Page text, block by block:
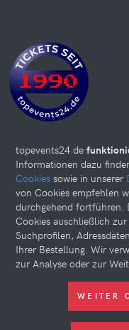
Diese Website kann
unten
© 2026
topevents24.de
Informationen dazu
Cookies sowie in unserer
von Cookies empfehlen
durchgehend fortführen.
Cookies auschließlich
Suchprofilen,
Ihrer Bestellung. Wir
zur Analyse oder zur
WEITER